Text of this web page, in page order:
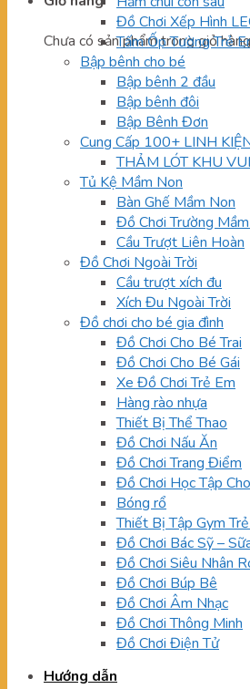
Chưa có sản phẩm trong giỏ
Đồ Chơi Xếp Hình
Tấm Ốp Tường Trẻ
Bập bênh cho bé
Bập bênh 2 đầu
Bập bênh đôi
Bập Bênh Đơn
Cung Cấp 100+ LINH
THẢM LÓT KHU
Tủ Kệ Mầm Non
Bàn Ghế Mầm Non
Đồ Chơi Trường
Cầu Trượt Liên Hoàn
Đồ Chơi Ngoài Trời
Cầu trượt xích đu
Xích Đu Ngoài Trời
Đồ chơi cho bé gia đình
Đồ Chơi Cho Bé Trai
Đồ Chơi Cho Bé Gái
Xe Đồ Chơi Trẻ Em
Hàng rào nhựa
Thiết Bị Thể Thao
Đồ Chơi Nấu Ăn
Đồ Chơi Trang Điểm
Đồ Chơi Học Tập
Bóng rổ
Thiết Bị Tập Gym
Đồ Chơi Bác Sỹ –
Đồ Chơi Siêu Nhân
Đồ Chơi Búp Bê
Đồ Chơi Âm Nhạc
Đồ Chơi Thông Minh
Đồ Chơi Điện Tử
Hướng dẫn